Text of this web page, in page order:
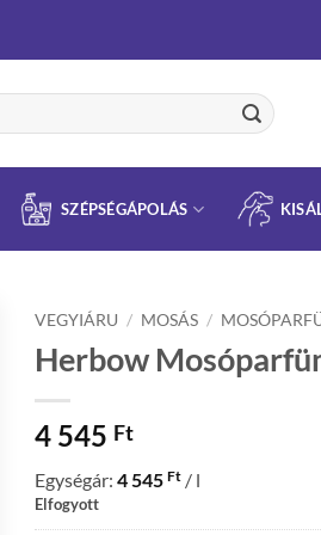
SZÉPSÉGÁPOLÁS
VEGYIÁRU / MOSÁS /
Herbow
4 545 Ft
Egységár: 4 545 Ft / l
Elfogyott